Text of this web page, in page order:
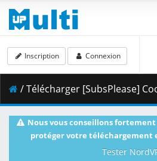
Inscription Connexion
/ Télécharger [SubsPlease] Cool Doji Danshi - 08 (1080p)
Nous vous conseillons
protéger votre téléchargement
Tester